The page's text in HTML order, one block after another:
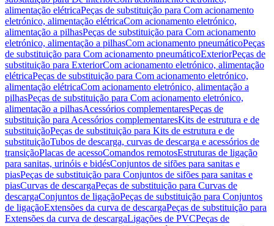
alimentação elétricaPeças de substituição para Com acionamento
eletrónico, alimentação elétricaCom acionamento eletrónico,
alimentação a pilhasPeças de substituição para Com acionamento
eletrónico, alimentação a pilhasCom acionamento pneumáticoPeças
de substituição para Com acionamento pneumáticoExteriorPeças de
substituição para ExteriorCom acionamento eletrónico, alimentação
elétricaPeças de substituição para Com acionamento eletrónico,
alimentação elétricaCom acionamento eletrónico, alimentação a
pilhasPeças de substituição para Com acionamento eletrónico,
alimentação a pilhasAcessórios complementaresPeças de
substituição para Acessórios complementaresKits de estrutura e de
substituiçãoPeças de substituição para Kits de estrutura e de
substituiçãoTubos de descarga, curvas de descarga e acessórios de
transiçãoPlacas de acessoComandos remotosEstruturas de ligação
para sanitas, urinóis e bidésConjuntos de sifões para sanitas e
piasPeças de substituição para Conjuntos de sifões para sanitas e
piasCurvas de descargaPeças de substituição para Curvas de
descargaConjuntos de ligaçãoPeças de substituição para Conjuntos
de ligaçãoExtensões da curva de descargaPeças de substituição para
Extensões da curva de descargaLigações de PVCPeças de